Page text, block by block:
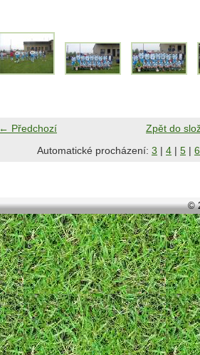
← Předchozí
Zpět do
Automatické procházení: 3 | 4 | 5 | 6
©